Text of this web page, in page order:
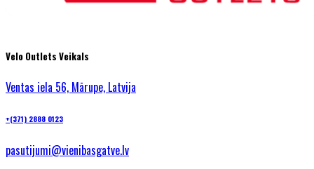
Velo Outlets Veikals
Ventas iela 56, Mārupe, Latvija
+(371) 2888 0123
pasutijumi@vienibasgatve.lv